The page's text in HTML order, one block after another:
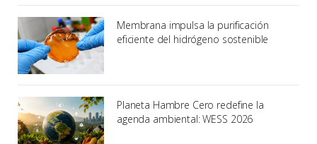
Membrana impulsa la purificación
eficiente del hidrógeno sostenible
Planeta Hambre Cero redefine la
agenda ambiental: WESS 2026